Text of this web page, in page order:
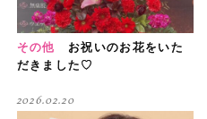
その他
お祝いのお花をいた
だきました♡
2026.02.20